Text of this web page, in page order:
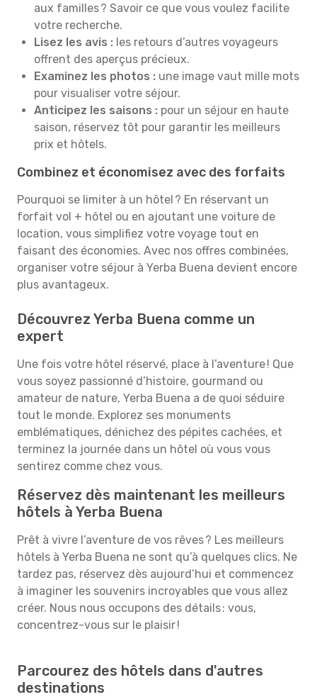
aux familles ? Savoir ce que vous voulez facilite
votre recherche.
Lisez les avis : les retours d’autres voyageurs
offrent des aperçus précieux.
Examinez les photos : une image vaut mille mots
pour visualiser votre séjour.
Anticipez les saisons : pour un séjour en haute
saison, réservez tôt pour garantir les meilleurs
prix et hôtels.
Combinez et économisez avec des forfaits
Pourquoi se limiter à un hôtel ? En réservant un
forfait vol + hôtel ou en ajoutant une voiture de
location, vous simplifiez votre voyage tout en
faisant des économies. Avec nos offres combinées,
organiser votre séjour à Yerba Buena devient encore
plus avantageux.
Découvrez Yerba Buena comme un
expert
Une fois votre hôtel réservé, place à l’aventure ! Que
vous soyez passionné d’histoire, gourmand ou
amateur de nature, Yerba Buena a de quoi séduire
tout le monde. Explorez ses monuments
emblématiques, dénichez des pépites cachées, et
terminez la journée dans un hôtel où vous vous
sentirez comme chez vous.
Réservez dès maintenant les meilleurs
hôtels à Yerba Buena
Prêt à vivre l’aventure de vos rêves ? Les meilleurs
hôtels à Yerba Buena ne sont qu’à quelques clics. Ne
tardez pas, réservez dès aujourd’hui et commencez
à imaginer les souvenirs incroyables que vous allez
créer. Nous nous occupons des détails : vous,
concentrez-vous sur le plaisir !
Parcourez des hôtels dans d'autres
destinations